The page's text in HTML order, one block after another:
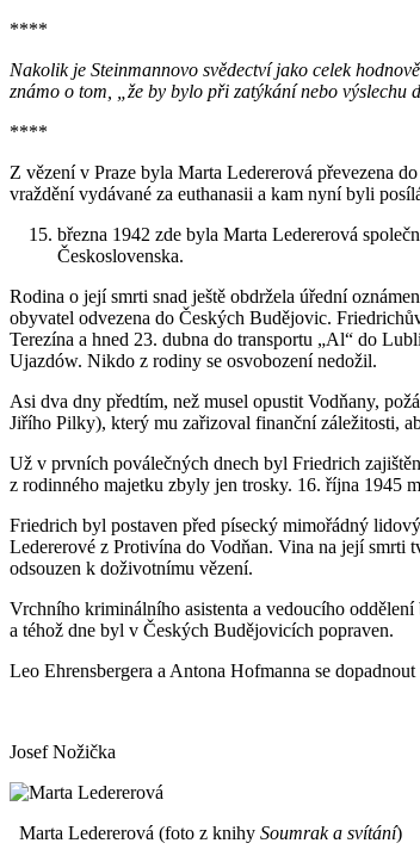
****
Nakolik je Steinmannovo svědectví jako celek
známo o tom, „že by bylo při zatýkání nebo
****
Z vězení v Praze byla Marta Ledererová převezena
vraždění vydávané za euthanasii a kam nyní byli
března 1942 zde byla Marta Ledererová
Československa.
Rodina o její smrti snad ještě obdržela úřední
obyvatel odvezena do Českých Budějovic.
Terezína a hned 23. dubna do transportu „Al“ do
Ujazdów. Nikdo z rodiny se osvobození nedožil.
Asi dva dny předtím, než musel opustit Vodňany,
Jiřího Pilky), který mu zařizoval finanční záležitosti,
Už v prvních poválečných dnech byl Friedrich
z rodinného majetku zbyly jen trosky. 16. října 1945
Friedrich byl postaven před písecký mimořádný
Ledererové z Protivína do Vodňan. Vina na její smrti
odsouzen k doživotnímu vězení.
Vrchního kriminálního asistenta a vedoucího
a téhož dne byl v Českých Budějovicích popraven.
Leo Ehrensbergera a Antona Hofmanna se
Josef Nožička
Marta Ledererová (foto z knihy Soumrak a svítání)